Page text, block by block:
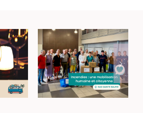
les
Incendies dans le
Haut-Var : une
mobilisation
humaine et
citoyenne